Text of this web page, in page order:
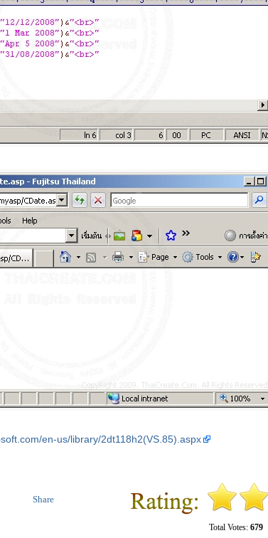
en-us/library/2dt118h2(VS.85).aspx
Total Votes: 679
Share